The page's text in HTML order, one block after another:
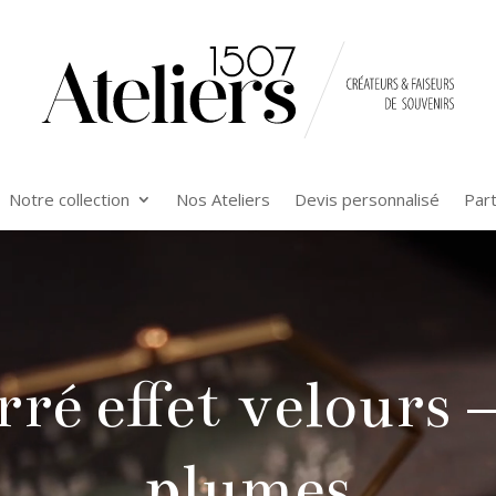
Notre collection Nos Ateliers Devis personnalisé
effet velours